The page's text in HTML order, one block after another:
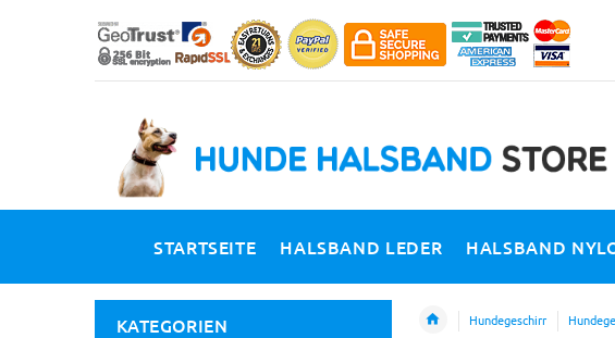
STARTSEITE HALSBAND LEDER HALSBAND
Hundegeschirr
KATEGORIEN